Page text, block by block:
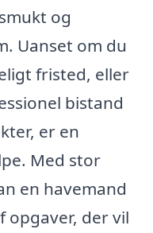
og
Uanset om du
fristed, eller
bistand
er en
Med stor
en havemand
opgaver, der vil